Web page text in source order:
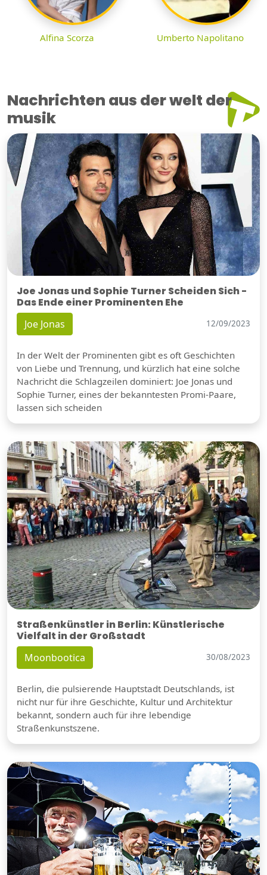
Alfina Scorza Umberto Napolitano
Nachrichten aus der welt der
musik
Joe Jonas und Sophie Turner Scheiden Sich -
Das Ende einer Prominenten Ehe
Joe Jonas 12/09/2023
In der Welt der Prominenten gibt es oft Geschichten
von Liebe und Trennung, und kürzlich hat eine solche
Nachricht die Schlagzeilen dominiert: Joe Jonas und
Sophie Turner, eines der bekanntesten Promi-Paare,
lassen sich scheiden
Straßenkünstler in Berlin: Künstlerische
Vielfalt in der Großstadt
Moonbootica 30/08/2023
Berlin, die pulsierende Hauptstadt Deutschlands, ist
nicht nur für ihre Geschichte, Kultur und Architektur
bekannt, sondern auch für ihre lebendige
Straßenkunstszene.